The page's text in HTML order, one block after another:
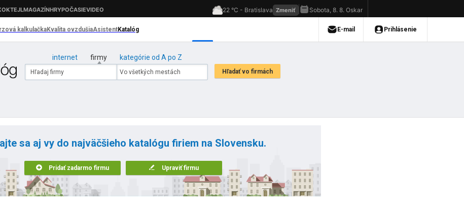
internet firmy kategórie od A po Z
sa aj vy do najväčšieho katalógu firiem na Slovensku.
Pridať zadarmo firmu Upraviť firmu